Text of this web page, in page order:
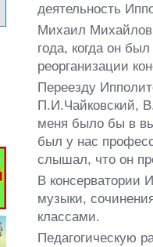
деятельность
Михаил
года, когда он
реорганизации
Переезду
П.И.Чайковский,
меня было бы в
был у нас
слышал, что он
В консерватории
музыки,
классами.
Педагогическую